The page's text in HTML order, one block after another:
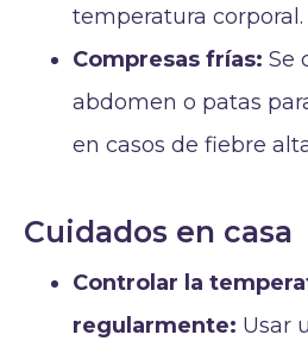
temperatura corporal.
Compresas frías: Se
abdomen o patas
en casos de fiebre
Cuidados en casa
Controlar la
regularmente: Usar